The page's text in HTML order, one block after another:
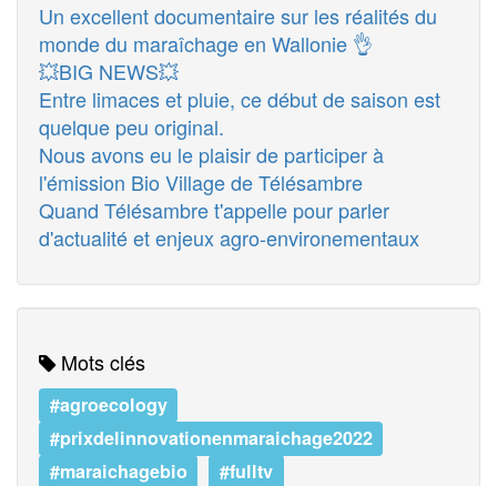
Un excellent documentaire sur les réalités du
monde du maraîchage en Wallonie 👌
💥BIG NEWS💥
Entre limaces et pluie, ce début de saison est
quelque peu original.
Nous avons eu le plaisir de participer à
l'émission Bio Village de Télésambre
Quand Télésambre t'appelle pour parler
d'actualité et enjeux agro-environementaux
Mots clés
#agroecology
#prixdelinnovationenmaraichage2022
#maraichagebio
#fulltv